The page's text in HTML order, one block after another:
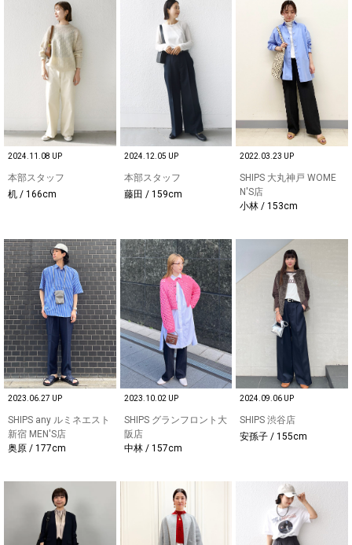
2024.11.08 UP
本部スタッフ
机 / 166cm
2024.12.05 UP
本部スタッフ
藤田 / 159cm
2022.03.23 UP
SHIPS 大丸神戸 WOME
N'S店
小林 / 153cm
2023.06.27 UP
SHIPS any ルミネエスト
新宿 MEN'S店
奥原 / 177cm
2023.10.02 UP
SHIPS グランフロント大
阪店
中林 / 157cm
2024.09.06 UP
SHIPS 渋谷店
安孫子 / 155cm